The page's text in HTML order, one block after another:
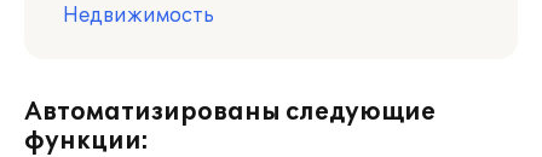
Недвижимость
Автоматизированы следующие
функции: